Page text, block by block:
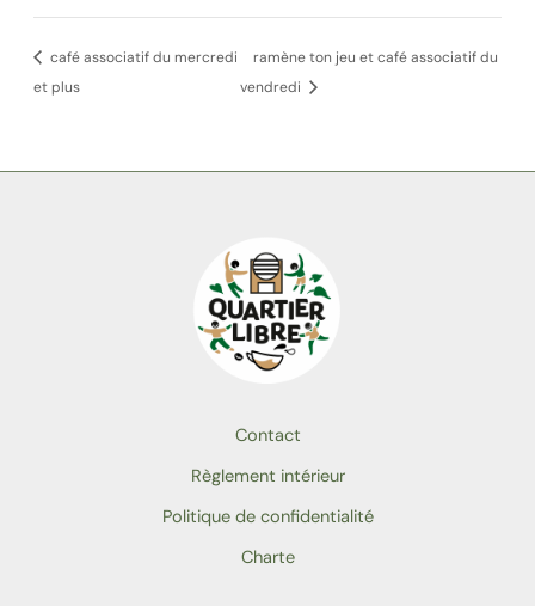
café associatif du mercredi
et plus
ramène ton jeu et café associatif du
vendredi
Contact
Règlement intérieur
Politique de confidentialité
Charte